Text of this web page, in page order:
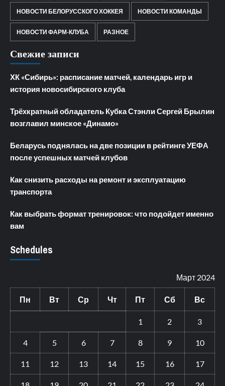
НОВОСТИ БЕЛОРУССКОГО ХОККЕЯ НОВОСТИ КОМАНДЫ
НОВОСТИ ФАРМ-КЛУБА РАЗНОЕ
Свежие записи
ХК «Сибирь»: расписание матчей, календарь игр и
история новосибирского клуба
Трёхкратный обладатель Кубка Стэнли Сергей Брылин
возглавил минское «Динамо»
Беларусь поднялась на две позиции в рейтинге УЕФА
после успешных матчей клубов
Как снизить расходы на ремонт и эксплуатацию
транспорта
Как выбрать формат тренировок: что подойдет именно
вам
Schedules
Март 2024
Пн Вт Ср Чт Пт Сб Вс
1 2 3
4 5 6 7 8 9 10
11 12 13 14 15 16 17